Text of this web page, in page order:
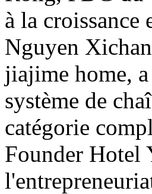
à la
Nguyen
jiajime home,
système de
catégorie
Founder Hotel